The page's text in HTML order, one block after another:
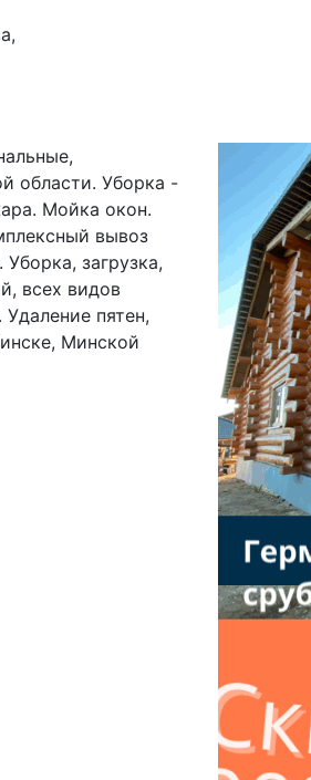
области. Уборка -
Мойка окон.
вывоз
загрузка,
всех видов
пятен,
Минской